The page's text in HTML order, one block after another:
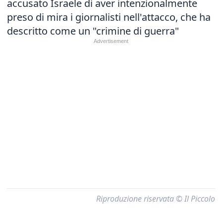
accusato Israele di aver intenzionalmente
preso di mira i giornalisti nell'attacco, che ha
descritto come un "crimine di guerra"
Riproduzione riservata © Il Piccolo